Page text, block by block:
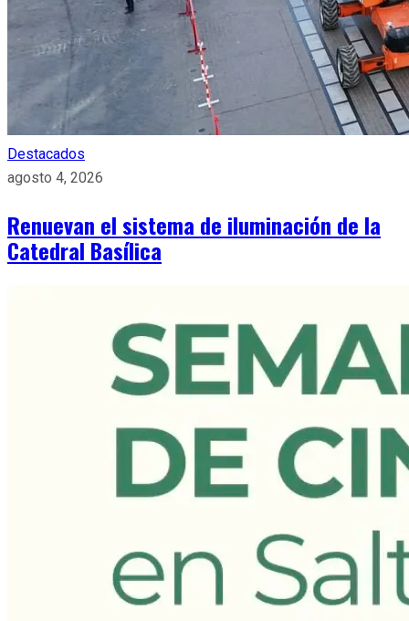
Destacados
agosto 4, 2026
Renuevan el sistema de iluminación de la
Catedral Basílica